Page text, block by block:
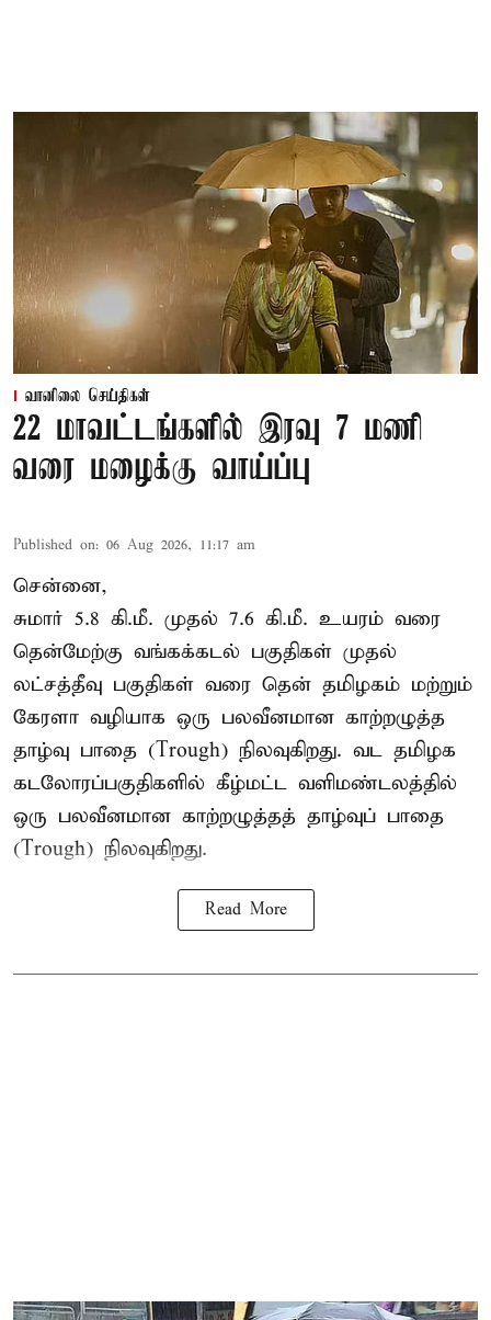
வானிலை செய்திகள்
22 மாவட்டங்களில் இரவு 7 மணி
வரை மழைக்கு வாய்ப்பு
Published on: 06 Aug 2026, 11:17 am
சென்னை,
சுமார் 5.8 கி.மீ. முதல் 7.6 கி.மீ. உயரம் வரை
தென்மேற்கு வங்கக்கடல் பகுதிகள் முதல்
லட்சத்தீவு பகுதிகள் வரை தென் தமிழகம் மற்றும்
கேரளா வழியாக ஒரு பலவீனமான காற்றழுத்த
தாழ்வு பாதை (Trough) நிலவுகிறது. வட தமிழக
கடலோரப்பகுதிகளில் கீழ்மட்ட வளிமண்டலத்தில்
ஒரு பலவீனமான காற்றழுத்தத் தாழ்வுப் பாதை
(Trough) நிலவுகிறது.
Read More